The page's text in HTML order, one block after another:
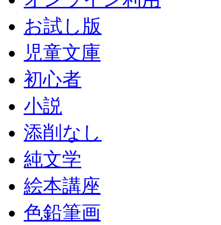
お試し版
児童文庫
初心者
小説
添削なし
純文学
絵本講座
色鉛筆画